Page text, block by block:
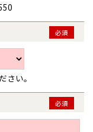
必須
い。
必須